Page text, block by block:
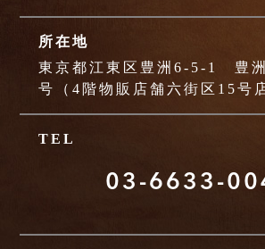
所在地
東京都江東区豊洲6-5-1 豊
号（4階物販店舗六街区15号
TEL
03-6633-